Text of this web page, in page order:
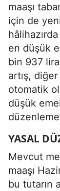
maaşı
için de
en düşük
bin 937
artış,
otomatik
düşük
YASAL
Mevcut
maaşı
bu tutarın